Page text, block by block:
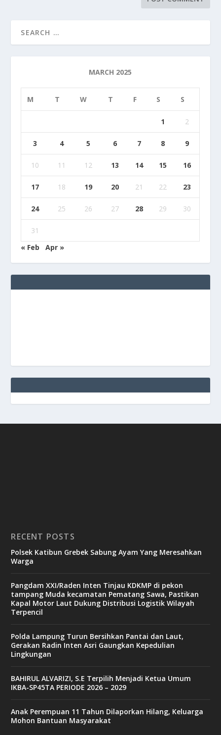
MARCH 2025
M T W T F S S
1 2
3 4 5 6 7 8 9
10 11 12 13 14 15 16
17 18 19 20 21 22 23
24 25 26 27 28 29 30
31
« Feb
Apr »
RECENT POSTS
Polsek Katibun Grebek Sabung Ayam Yang Meresahkan
Warga
Pangdam XXI/Raden Inten Tinjau KDKMP di pekon
tampang Muda kecamatan Pematang Sawa, Pastikan
Kapal Motor Laut Dukung Distribusi Logistik Wilayah
Terpencil
Polda Lampung Turun Bersihkan Pantai dan Laut,
Gerakan Radin Inten Asri Gaungkan Kepedulian
Lingkungan
BAHIRUL ALVARIZI, S.E Terpilih Menjadi Ketua Umum
IKBA-SP45TA PERIODE 2026 – 2029
Anak Perempuan 11 Tahun Dilaporkan Hilang, Keluarga
Mohon Bantuan Masyarakat